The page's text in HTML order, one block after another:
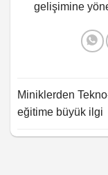
gelişimine
Miniklerden
eğitime büyük ilgi